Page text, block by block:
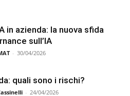
in azienda: la nuova sfida
sull’IA
- 30/04/2026
quali sono i rischi?
- 24/04/2026